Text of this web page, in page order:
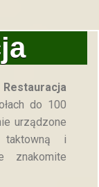
Restauracja
do 100
urządzone
taktowną i
znakomite